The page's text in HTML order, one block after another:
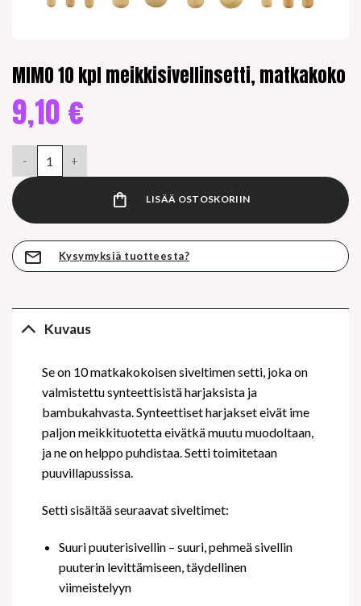
MIMO 10 kpl meikkisivellinsetti, matkakoko
9,10 €
LISÄÄ OSTOSKORIIN
Kysymyksiä tuotteesta?
Kuvaus
Se on 10 matkakokoisen siveltimen setti, joka on
valmistettu synteettisistä harjaksista ja
bambukahvasta. Synteettiset harjakset eivät ime
paljon meikkituotetta eivätkä muutu muodoltaan,
ja ne on helppo puhdistaa. Setti toimitetaan
puuvillapussissa.
Setti sisältää seuraavat siveltimet:
Suuri puuterisivellin – suuri, pehmeä sivellin
puuterin levittämiseen, täydellinen
viimeistelyyn